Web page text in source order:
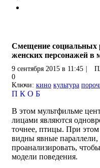
Смещение социальных
женских персонажей
9 сентября 2015 в 11:45
0
Ключи: кино культура
П К О Б
В этом мультфильме
лицами являются
точнее, птицы. При
видны явные параллели,
проанализировать,
модели поведения.